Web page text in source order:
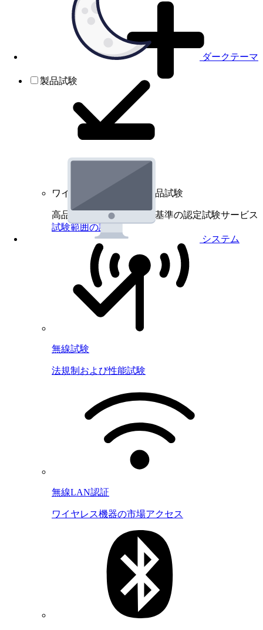
ダークテーマ
システム
製品試験
ワイヤレスデバイスの製品試験
高品質規格に基づく国際基準の認定試験サービス
試験範囲の詳細
無線試験
法規制および性能試験
無線LAN認証
ワイヤレス機器の市場アクセス